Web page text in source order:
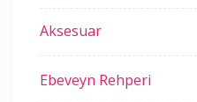
Aksesuar
Ebeveyn Rehperi